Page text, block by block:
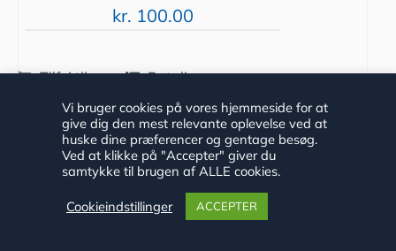
kr. 100.00
Tilføj til
Detaljer
Vi bruger cookies på vores hjemmeside for at
give dig den mest relevante oplevelse ved at
huske dine præferencer og gentage besøg.
Ved at klikke på "Accepter" giver du
samtykke til brugen af ALLE cookies.
Cookieindstillinger ACCEPTER